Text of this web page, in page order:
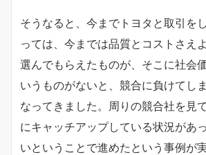
そうなると、今までトヨタと取引を
っては、今までは品質とコストさえ
選んでもらえたものが、そこに社会
いうものがないと、競合に負けてし
なってきました。周りの競合社を見
にキャッチアップしている状況があ
いということで進めたという事例が